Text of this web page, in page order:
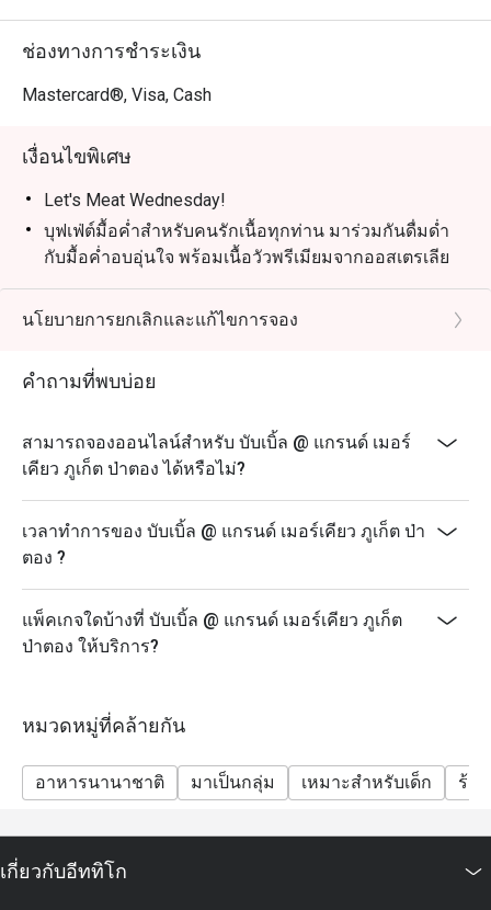
ยกระดับสุดสัปดาห์ของคุณกับบุฟเฟ่ต์ซีฟู้ดสุดยิ่งใหญ่ ไฮไลท์
รวมถึงถาดซีฟู้ดออนไอซ์ เช่น กั้งล็อบสเตอร์ หอยนางรม นำ
เข้าฝรั่งเศส กุ้งแม่น้ำ และซาชิมิญี่ปุ่น พร้อมสลัด ซุป และ
ให้ลิ้มลอง
เวลา: 18:00 – 22:00 | ราคา: 1,390 บาทสุทธิ/ท่าน
เด็กอายุ 4–12 ปี: ลด 50% | เด็กอายุต่ำกว่า 4 ปี: ฟรี
สถานที่: ห้องอาหาร Bubbles, Grand Mercure Phuket
Patong Resort and Villas
ช่องทางการชำระเงิน
Mastercard®, Visa, Cash
เงื่อนไขพิเศษ
Let's Meat Wednesday!
บุฟเฟ่ต์มื้อค่ำสำหรับคนรักเนื้อทุกท่าน มาร่วมกันดื่มด่ำ
กับมื้อค่ำอบอุ่นใจ พร้อมเนื้อวัวพรีเมียมจากออสเตรเลีย
ย่างอย่างพิถีพิถัน, ซีฟู้ดสดใหม่บนน้ำแข็ง, เมนูอินเดีย
รสชาติจัดจ้าน และซูชิ & ซาชิมิสดใหม่ ทุกอย่างเพียง
วันที่: ทุกวันพุธ
เวลา: 18:00 – 22:00 น.
ราคา: 890 บาทสุทธิ/ท่าน
ส่วนลดอีททิโกสามารถใช้ได้กับเมนูบุฟเฟ่ต์เท่านั้น ไม่
ราคาสุทธิรวมภาษีและค่าบริการแล้ว
เด็กอายุ 4–12 ปี รับส่วนลด 50% เด็กอายุต่ำกว่า 4 ปี รับ
(Seafood Night), วันพุธ (Let's Meat Wednesday) และวัน
ศุกร์ (Grand Seafood Buffet)
แนะนำให้สำรองที่นั่งล่วงหน้า โดยเฉพาะสำหรับกลุ่ม
ใหญ่
รายการอาหารอาจมีการเปลี่ยนแปลงตามฤดูกาลและ
วัตถุดิบสด
นโยบายการยกเลิกและแก้ไขการจอง
คำถามที่พบบ่อย
สามารถจองออนไลน์สำหรับ บับเบิ้ล @ แกรนด์ เมอร์
เคียว ภูเก็ต ป่าตอง ได้หรือไม่?
เวลาทำการของ บับเบิ้ล @ แกรนด์ เมอร์เคียว ภูเก็ต ป่า
ตอง ?
แพ็คเกจใดบ้างที่ บับเบิ้ล @ แกรนด์ เมอร์เคียว ภูเก็ต
ป่าตอง ให้บริการ?
หมวดหมู่ที่คล้ายกัน
อาหารนานาชาติ มาเป็นกลุ่ม เหมาะสำหรับเด็ก ร้า
เกี่ยวกับอีททิโก